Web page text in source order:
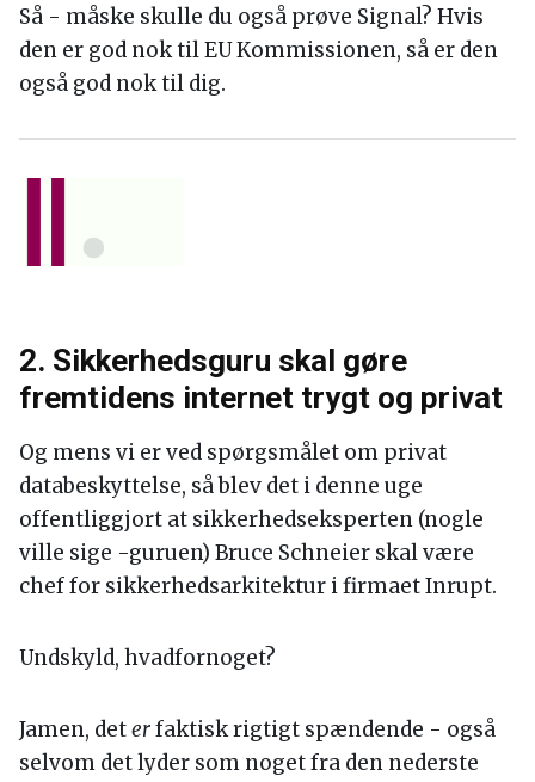
Så - måske skulle du også prøve Signal? Hvis
den er god nok til EU Kommissionen, så er den
også god nok til dig.
2. Sikkerhedsguru skal gøre
fremtidens internet trygt og privat
Og mens vi er ved spørgsmålet om privat
databeskyttelse, så blev det i denne uge
offentliggjort at sikkerhedseksperten (nogle
ville sige -guruen) Bruce Schneier skal være
chef for sikkerhedsarkitektur i firmaet Inrupt.
Undskyld, hvadfornoget?
Jamen, deterfaktisk rigtigt spændende - også
selvom det lyder som noget fra den nederste